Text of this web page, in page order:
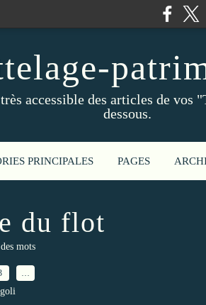
accessible des articles de
dessous.
PRINCIPALES PAGES
du flot
mots
…